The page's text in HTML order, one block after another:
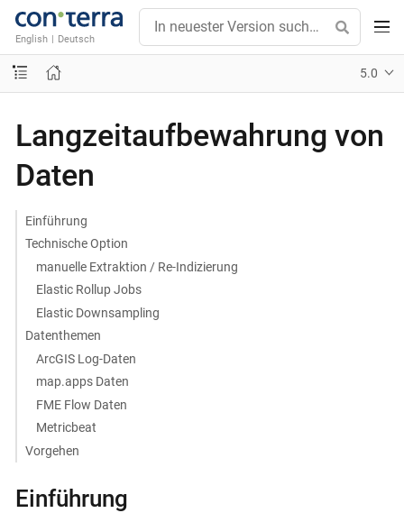
English | Deutsch
5.0
Langzeitaufbewahrung von
Daten
Einführung
Technische Option
manuelle Extraktion / Re-Indizierung
Elastic Rollup Jobs
Elastic Downsampling
Datenthemen
ArcGIS Log-Daten
map.apps Daten
FME Flow Daten
Metricbeat
Vorgehen
Einführung